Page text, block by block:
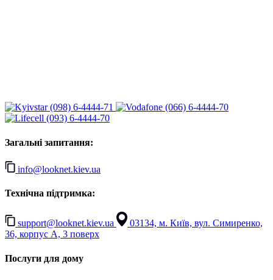
(098) 6-4444-71
(066) 6-4444-70
(093) 6-4444-70
Загальні запитання:
info@looknet.kiev.ua
Технічна підтримка:
support@looknet.kiev.ua
03134, м. Київ, вул. Симиренко,
36, корпус А, 3 поверх
Послуги для дому